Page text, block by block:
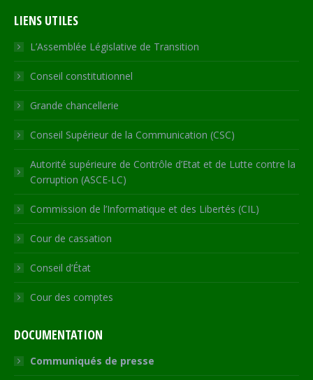
opens
in
new
window
opens
in
new
window
opens
in
new
window
in
new
window
opens
in
new
LIENS UTILES
L’Assemblée Législative de Transition
Conseil constitutionnel
Grande chancellerie
Conseil Supérieur de la Communication (CSC)
Autorité supérieure de Contrôle d’Etat et de Lutte contre la
Corruption (ASCE-LC)
Commission de l’Informatique et des Libertés (CIL)
Cour de cassation
Conseil d’État
Cour des comptes
DOCUMENTATION
Communiqués de presse